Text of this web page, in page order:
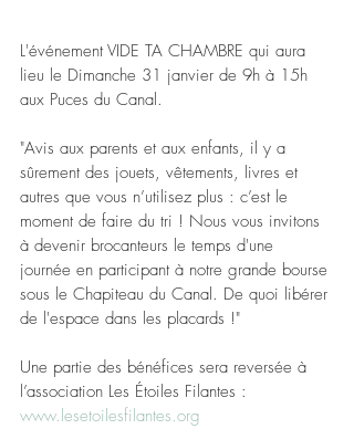
L'événement VIDE TA CHAMBRE qui aura
lieu le Dimanche 31 janvier de 9h à 15h
aux Puces du Canal.
"Avis aux parents et aux enfants, il y a
sûrement des jouets, vêtements, livres et
autres que vous n’utilisez plus : c’est le
moment de faire du tri ! Nous vous invitons
à devenir brocanteurs le temps d'une
journée en participant à notre grande bourse
sous le Chapiteau du Canal. De quoi libérer
de l'espace dans les placards !"
Une partie des bénéfices sera reversée à
l’association Les Étoiles Filantes :
www.lesetoilesfilantes.org